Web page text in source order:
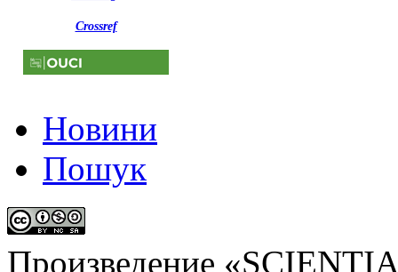
Crossref
Новини
Пошук
Произведение «